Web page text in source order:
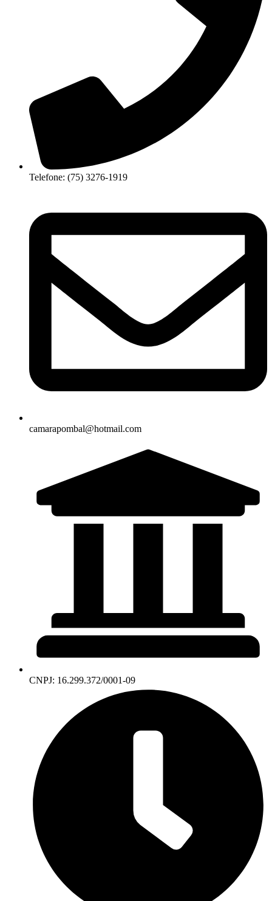
Telefone: (75) 3276-1919
camarapombal@hotmail.com
CNPJ: 16.299.372/0001-09